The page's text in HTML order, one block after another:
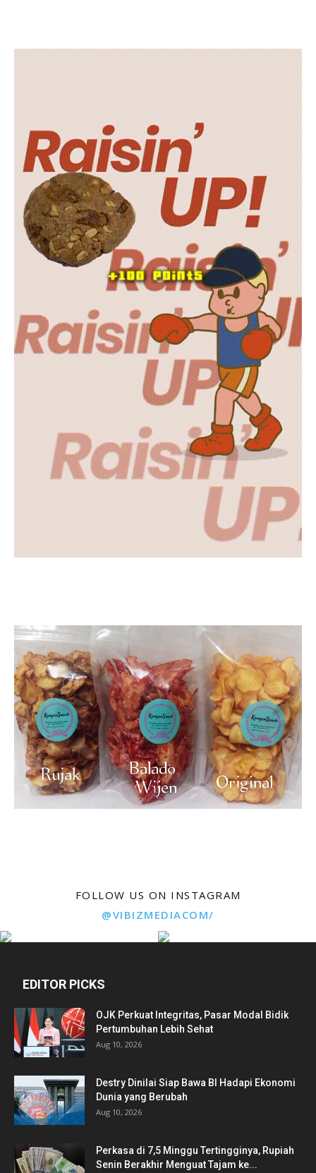
FOLLOW US ON INSTAGRAM
@VIBIZMEDIACOM/
EDITOR PICKS
OJK Perkuat Integritas, Pasar Modal Bidik
Pertumbuhan Lebih Sehat
Aug 10, 2026
Destry Dinilai Siap Bawa BI Hadapi Ekonomi
Dunia yang Berubah
Aug 10, 2026
Perkasa di 7,5 Minggu Tertingginya, Rupiah
Senin Berakhir Menguat Tajam ke...